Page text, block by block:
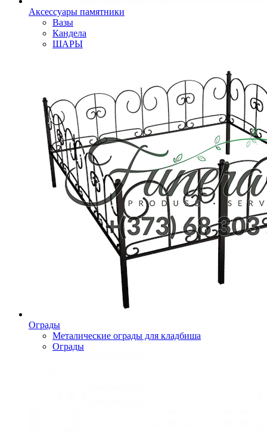
Аксессуары памятники
Вазы
Кандела
ШАРЫ
Ограды
Металические ограды для кладбиша
Ограды